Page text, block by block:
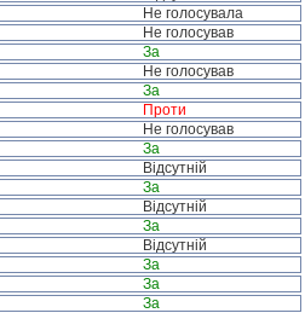
Не голосувала
Не голосував
За
Не голосував
За
Проти
Не голосував
За
Відсутній
За
Відсутній
За
Відсутній
За
За
За